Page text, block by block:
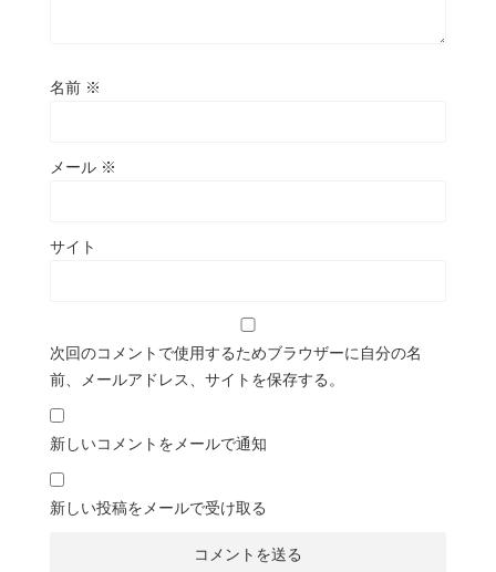
名前 ※
メール ※
サイト
次回のコメントで使用するためブラウザーに自分の名
前、メールアドレス、サイトを保存する。
新しいコメントをメールで通知
新しい投稿をメールで受け取る